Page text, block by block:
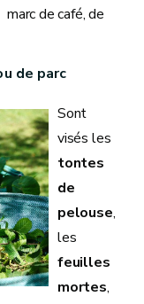
de café, de
de parc
Sont
visés les
tontes
de
pelouse,
les
feuilles
mortes,